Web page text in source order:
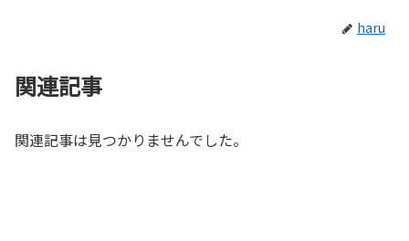
haru
関連記事
関連記事は見つかりませんでした。